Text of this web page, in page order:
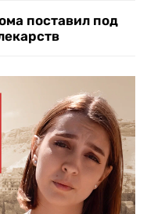
поставил под